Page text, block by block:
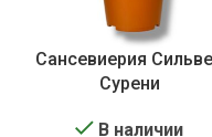
Сансевиерия
Сурени
В наличии